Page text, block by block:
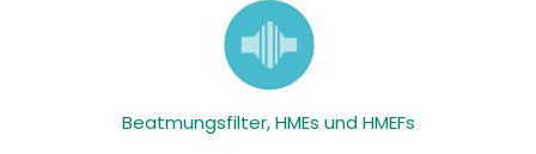
Beatmungsfilter, HMEs und HMEFs